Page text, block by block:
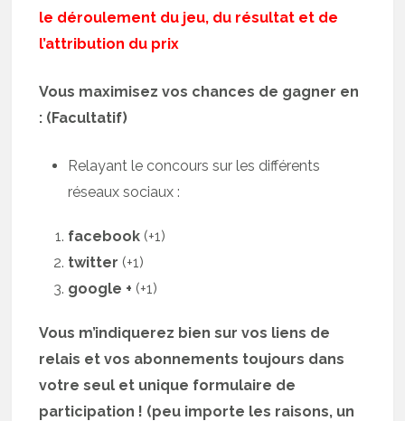
le déroulement du jeu, du résultat et de
l’attribution du prix
Vous maximisez vos chances de gagner en
: (Facultatif)
Relayant le concours sur les différents
réseaux sociaux :
facebook (+1)
twitter (+1)
google + (+1)
Vous m’indiquerez bien sur vos liens de
relais et vos abonnements toujours dans
votre seul et unique formulaire de
participation ! (peu importe les raisons, un